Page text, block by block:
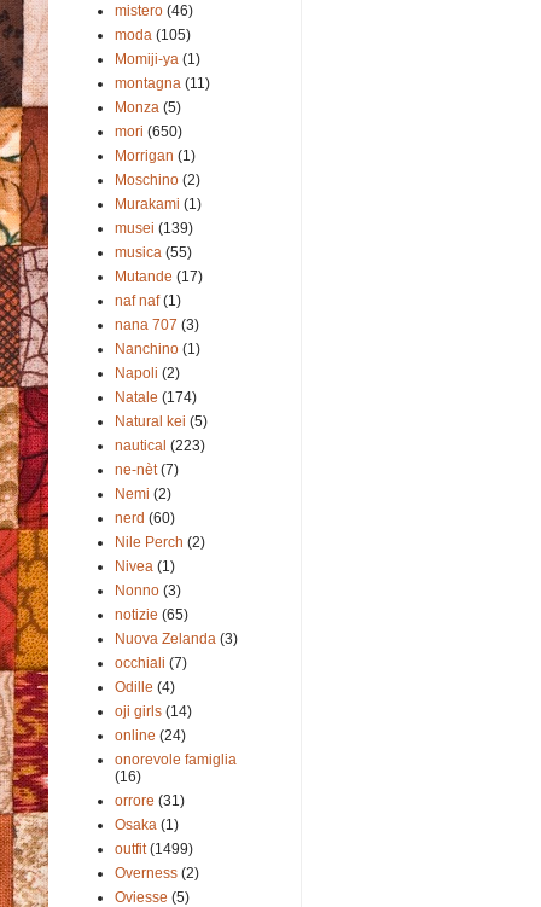
mistero (46)
moda (105)
Momiji-ya (1)
montagna (11)
Monza (5)
mori (650)
Morrigan (1)
Moschino (2)
Murakami (1)
musei (139)
musica (55)
Mutande (17)
naf naf (1)
nana 707 (3)
Nanchino (1)
Napoli (2)
Natale (174)
Natural kei (5)
nautical (223)
ne-nèt (7)
Nemi (2)
nerd (60)
Nile Perch (2)
Nivea (1)
Nonno (3)
notizie (65)
Nuova Zelanda (3)
occhiali (7)
Odille (4)
oji girls (14)
online (24)
onorevole famiglia
(16)
orrore (31)
Osaka (1)
outfit (1499)
Overness (2)
Oviesse (5)